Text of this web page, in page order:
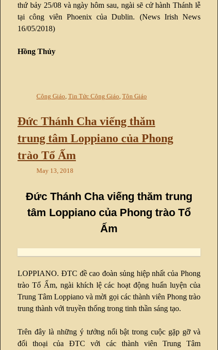
thứ bảy 25/08 và ngày hôm sau, ngài sẽ cử hành Thánh lễ
tại công viên Phoenix của Dublin. (News Irish News
16/05/2018)
Hồng Thủy
Công Giáo, Tin Tức Công Giáo, Tôn Giáo
Đức Thánh Cha viếng thăm
trung tâm Loppiano của Phong
trào Tổ Ấm
May 13, 2018
Đức Thánh Cha viếng thăm trung
tâm Loppiano của Phong trào Tổ
Ấm
LOPPIANO. ĐTC đề cao đoàn sủng hiệp nhất của Phong
trào Tổ Ấm, ngài khích lệ các hoạt động huấn luyện của
Trung Tâm Loppiano và mời gọi các thành viên Phong trào
trung thành với truyền thống trong tinh thần sáng tạo.
Trên đây là những ý tưởng nổi bật trong cuộc gặp gỡ và
đối thoại của ĐTC với các thành viên Trung Tâm